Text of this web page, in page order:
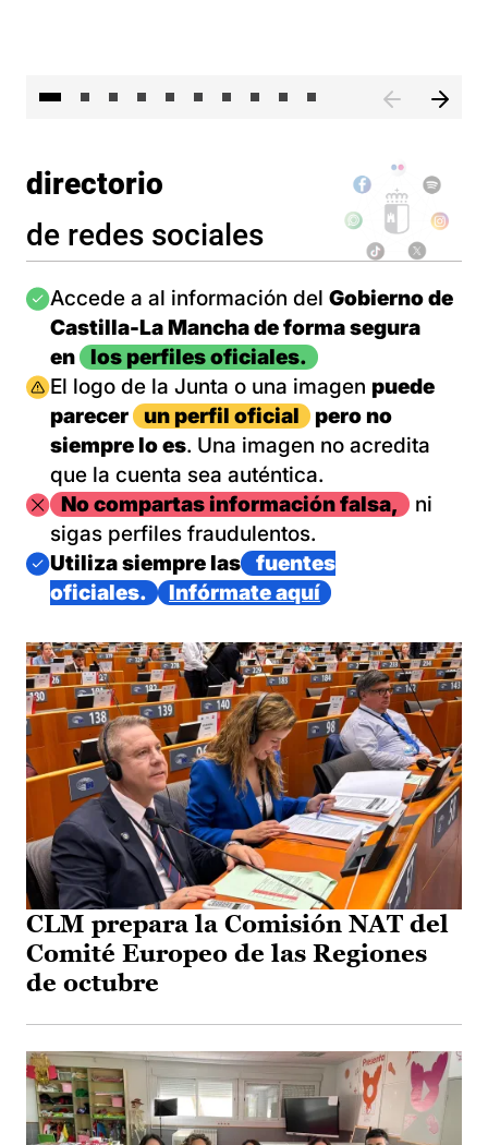
directorio
de redes sociales
Imagen
Accede a al información del Gobierno de
Castilla-La Mancha de forma segura
en
los perfiles oficiales.
Imagen
El logo de la Junta o una imagen puede
parecer
un perfil oficial
pero no
siempre lo es. Una imagen no acredita
que la cuenta sea auténtica.
ImagenNo compartas información falsa,
ni
sigas perfiles fraudulentos.
Imagen
Utiliza siempre las
fuentes
oficiales.
Infórmate aquí
CLM prepara la Comisión NAT del
Comité Europeo de las Regiones
de octubre